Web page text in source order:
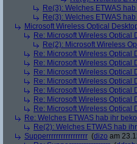
Re(3): Welches ETWAS
Re(3): Welches ETWAS
Microsoft Wireless Optical
Re: Microsoft Wireless Optical
Re(2): Microsoft Wireless
Re: Microsoft Wireless Optical
Re: Microsoft Wireless Optical
Re: Microsoft Wireless Optical
Re: Microsoft Wireless Optical
Re: Microsoft Wireless Optical
Re: Microsoft Wireless Optical
Re: Microsoft Wireless Optical
Re: Welches ETWAS hab ihr
Re(2): Welches ETWAS hab
Supperrrrrrrrrrrrrrrrr (dizo am